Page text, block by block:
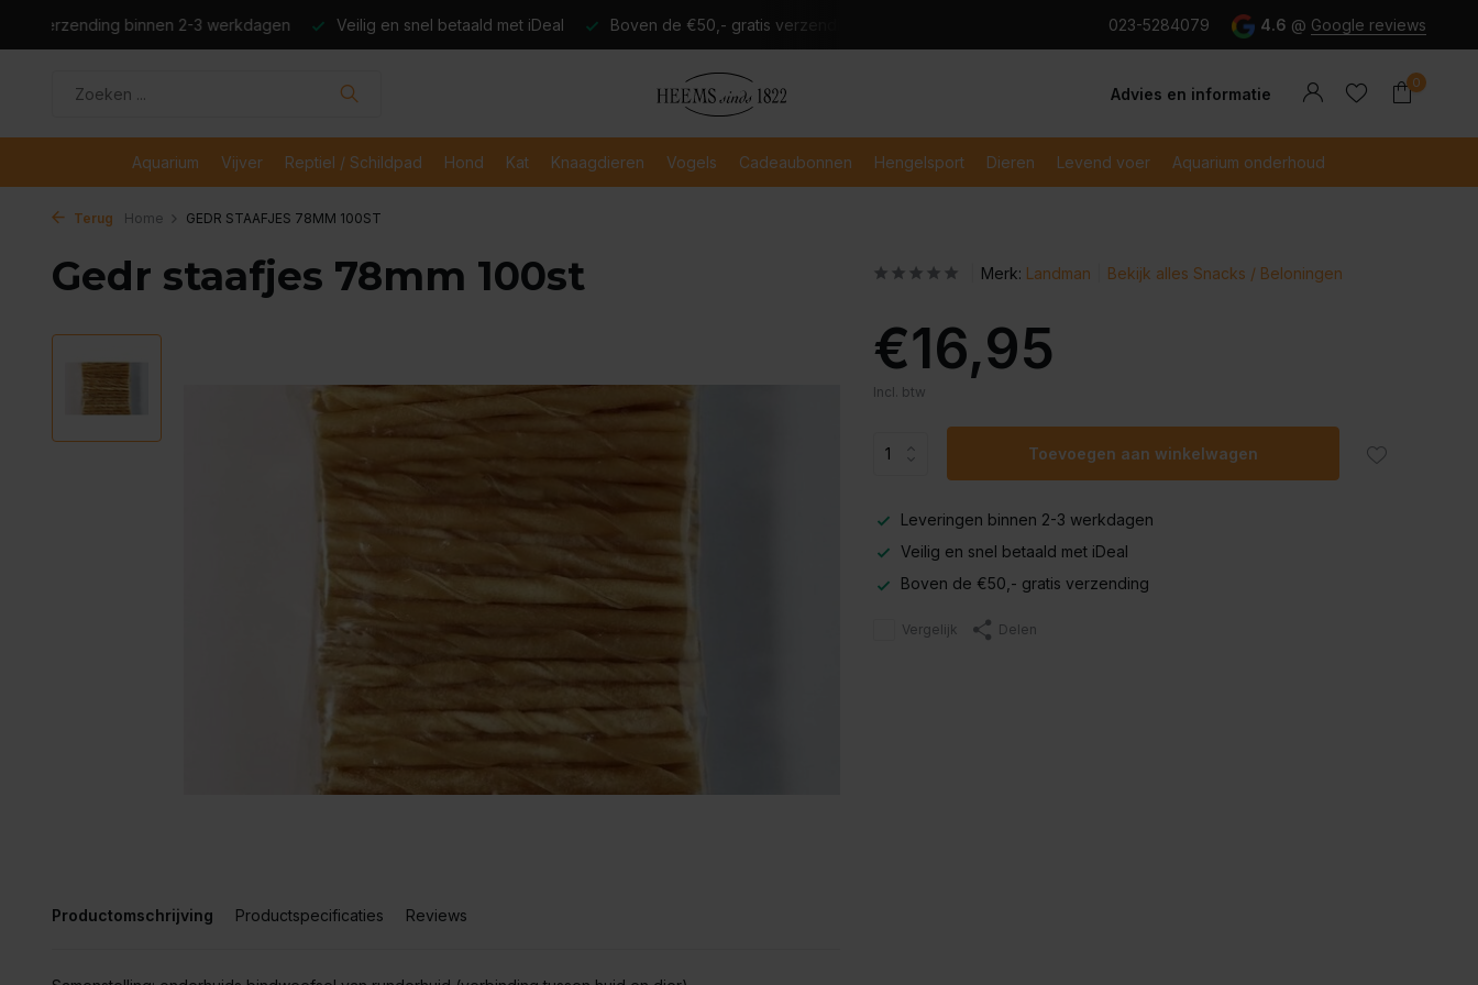
Veilig en snel betaald met iDeal Boven de €50,- gratis verzending Verzending binnen 2-3 werkdagen Veilig en snel betaald met iDeal
023-5284079 4.6 @ Google reviews
Advies en informatie
Account
0
Aquarium Vijver Reptiel / Schildpad Hond Kat Knaagdieren Vogels Cadeaubonnen Hengelsport Dieren Levend voer Aquarium onderhoud
Terug Home GEDR STAAFJES 78MM 100ST
Gedr staafjes 78mm 100st
Productomschrijving Productspecificaties Reviews
Merk: Landman Bekijk alles Snacks / Beloningen
€16,95
Incl. btw
Toevoegen aan winkelwagen
Leveringen binnen 2-3 werkdagen
Veilig en snel betaald met iDeal
Boven de €50,- gratis verzending
Vergelijk Delen